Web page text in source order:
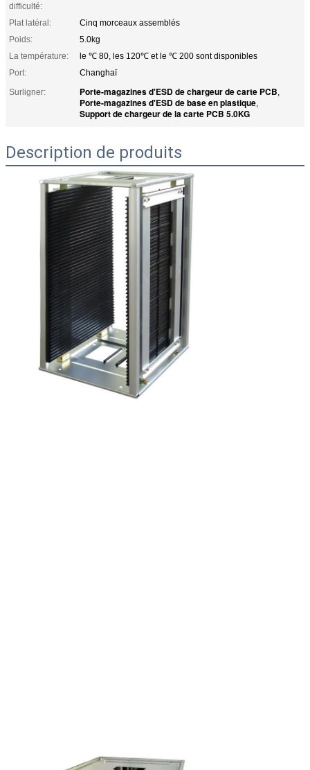
difficulté:
Plat latéral:
Cinq morceaux assemblés
Poids:
5.0kg
La température:
le ℃ 80, les 120℃ et le ℃ 200 sont disponibles
Port:
Changhaï
Surligner:
Porte-magazines d'ESD de chargeur de carte PCB,
Porte-magazines d'ESD de base en plastique,
Support de chargeur de la carte PCB 5.0KG
Description de produits